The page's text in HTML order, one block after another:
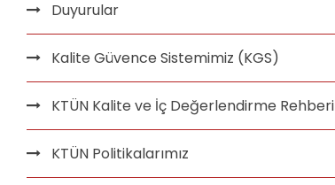
Duyurular
Kalite Güvence Sistemimiz (KGS)
KTÜN Kalite ve İç Değerlendirme Rehberi
KTÜN Politikalarımız